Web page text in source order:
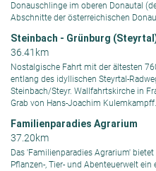
Donauschlinge im oberen Donautal
Abschnitte der österreichischen
Steinbach - Grünburg
36.41km
Nostalgische Fahrt mit der ältesten
entlang des idyllischen Steyrtal-
Steinbach/Steyr. Wallfahrtskirche in
Grab von Hans-Joachim Kulemkampff.
Familienparadies Agrarium
37.20km
Das 'Familienparadies Agrarium'
Pflanzen-, Tier- und Abenteuerwelt